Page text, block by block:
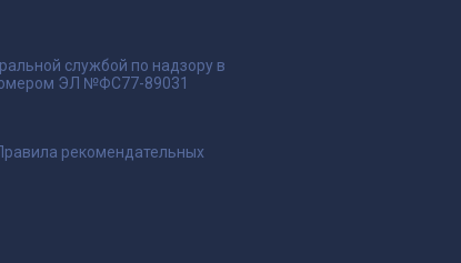
службой по надзору в
ЭЛ №ФС77-89031
рекомендательных